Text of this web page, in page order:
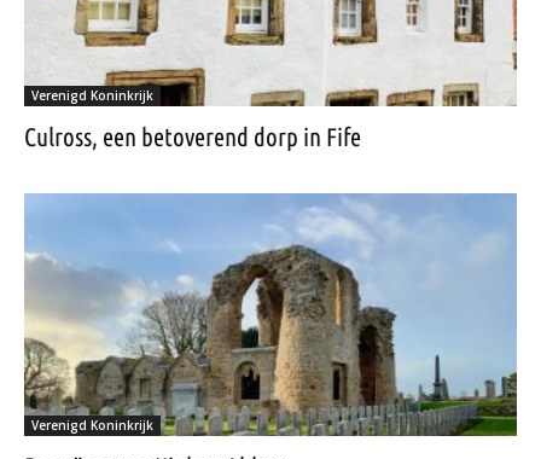
Verenigd Koninkrijk
Culross, een betoverend dorp in Fife
Verenigd Koninkrijk